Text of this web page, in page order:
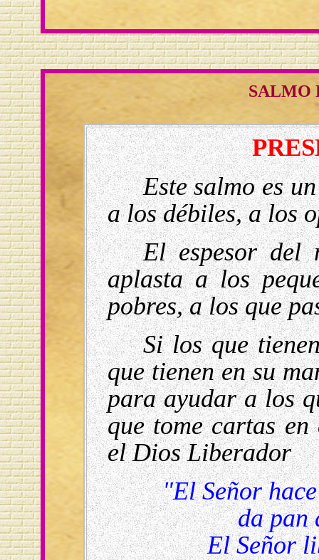
SALMO
Este salmo es
a los débiles, a los
El espesor del
aplasta a los
pobres, a los que
Si los que
que tienen en su
para ayudar a los
que tome cartas
el Dios Liberador
"El Señor
da pan a
El Señor